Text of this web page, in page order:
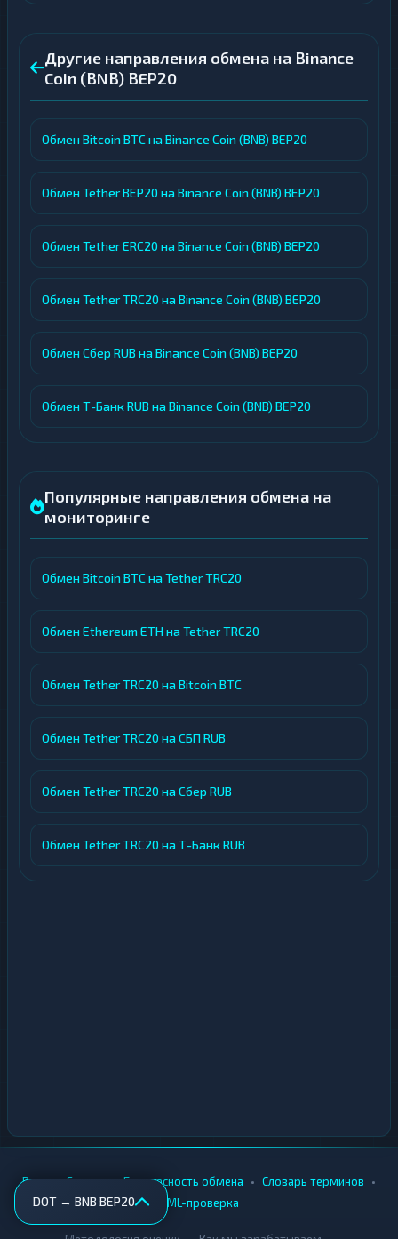
Другие направления обмена на Binance
Coin (BNB) BEP20
Обмен Bitcoin BTC на Binance Coin (BNB) BEP20
Обмен Tether BEP20 на Binance Coin (BNB) BEP20
Обмен Tether ERC20 на Binance Coin (BNB) BEP20
Обмен Tether TRC20 на Binance Coin (BNB) BEP20
Обмен Сбер RUB на Binance Coin (BNB) BEP20
Обмен Т-Банк RUB на Binance Coin (BNB) BEP20
Популярные направления обмена на
мониторинге
Обмен Bitcoin BTC на Tether TRC20
Обмен Ethereum ETH на Tether TRC20
Обмен Tether TRC20 на Bitcoin BTC
Обмен Tether TRC20 на СБП RUB
Обмен Tether TRC20 на Сбер RUB
Обмен Tether TRC20 на Т-Банк RUB
DOT → BNB BEP20
Вики • Города • Безопасность обмена • Словарь терминов •
AML-проверка